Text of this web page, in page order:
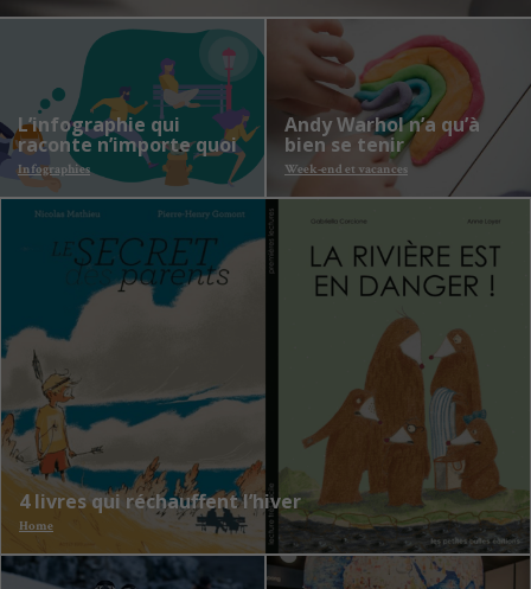
L’infographie qui
raconte n’importe quoi
Infographies
Andy Warhol n’a qu’à
bien se tenir
Week-end et vacances
4 livres qui réchauffent l’hiver
Home